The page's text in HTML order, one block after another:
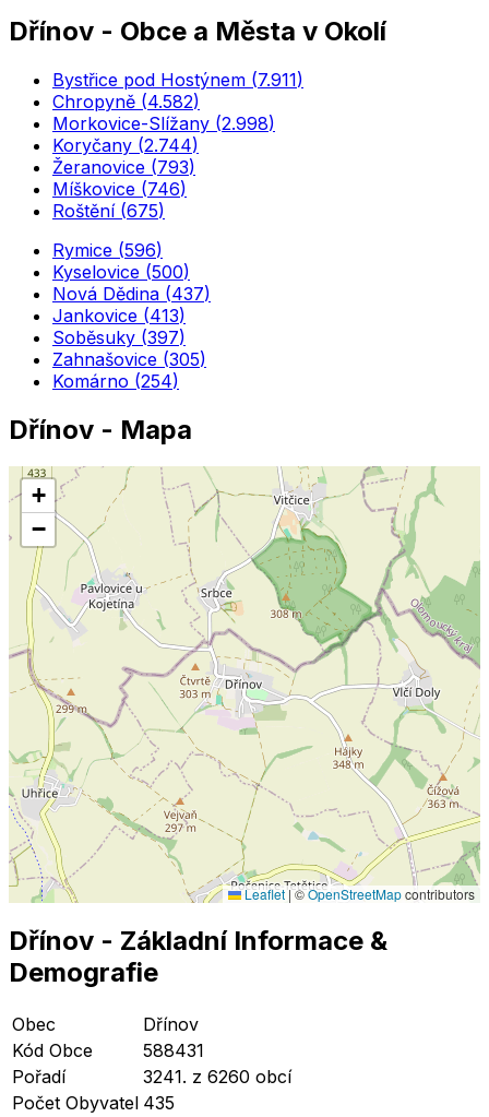
Dřínov - Obce a Města v Okolí
Bystřice pod Hostýnem (7.911)
Chropyně (4.582)
Morkovice-Slížany (2.998)
Koryčany (2.744)
Žeranovice (793)
Míškovice (746)
Roštění(675)
Rymice (596)
Kyselovice (500)
Nová Dědina (437)
Jankovice (413)
Soběsuky (397)
Zahnašovice (305)
Komárno (254)
Dřínov - Mapa
+
−
Leaflet |©OpenStreetMapcontributors
Dřínov - Základní Informace &
Demografie
Obec
Dřínov
Kód Obce
588431
Pořadí
3241. z 6260 obcí
Počet Obyvatel 435